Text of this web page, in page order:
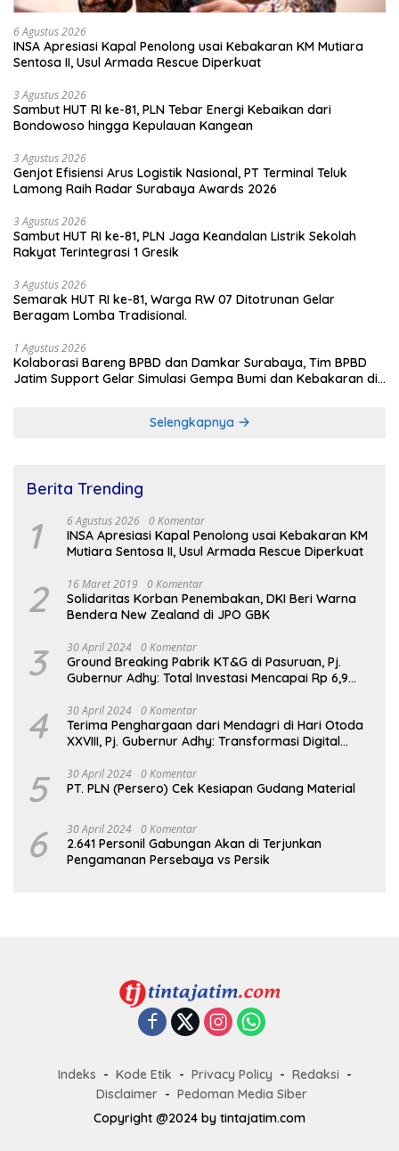
6 Agustus 2026
INSA Apresiasi Kapal Penolong usai Kebakaran KM Mutiara
Sentosa II, Usul Armada Rescue Diperkuat
3 Agustus 2026
Sambut HUT RI ke-81, PLN Tebar Energi Kebaikan dari
Bondowoso hingga Kepulauan Kangean
3 Agustus 2026
Genjot Efisiensi Arus Logistik Nasional, PT Terminal Teluk
Lamong Raih Radar Surabaya Awards 2026
3 Agustus 2026
Sambut HUT RI ke-81, PLN Jaga Keandalan Listrik Sekolah
Rakyat Terintegrasi 1 Gresik
3 Agustus 2026
Semarak HUT RI ke-81, Warga RW 07 Ditotrunan Gelar
Beragam Lomba Tradisional.
1 Agustus 2026
Kolaborasi Bareng BPBD dan Damkar Surabaya, Tim BPBD
Jatim Support Gelar Simulasi Gempa Bumi dan Kebakaran di
Selengkapnya
Berita Trending
1 6 Agustus 2026 0 Komentar
INSA Apresiasi Kapal Penolong usai Kebakaran KM
Mutiara Sentosa II, Usul Armada Rescue Diperkuat
2 16 Maret 2019 0 Komentar
Solidaritas Korban Penembakan, DKI Beri Warna
Bendera New Zealand di JPO GBK
3 30 April 2024 0 Komentar
Ground Breaking Pabrik KT&G di Pasuruan, Pj.
Gubernur Adhy: Total Investasi Mencapai Rp 6,9
4 30 April 2024 0 Komentar
Terima Penghargaan dari Mendagri di Hari Otoda
XXVIII, Pj. Gubernur Adhy: Transformasi Digital
Keberhasilan Jatim
5 30 April 2024 0 Komentar
PT. PLN (Persero) Cek Kesiapan Gudang Material
6 30 April 2024 0 Komentar
2.641 Personil Gabungan Akan di Terjunkan
Pengamanan Persebaya vs Persik
Indeks Kode Etik Privacy Policy
Redaksi
Disclaimer
Pedoman Media Siber
Copyright @2024 by tintajatim.com